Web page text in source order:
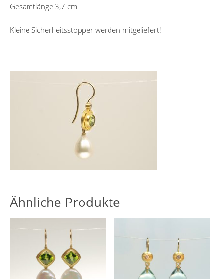
Gesamtlänge 3,7 cm
Kleine Sicherheitsstopper werden mitgeliefert!
Ähnliche Produkte